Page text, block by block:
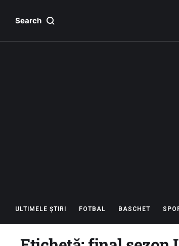
Search
ULTIMELE ȘTIRI FOTBAL BASCHET